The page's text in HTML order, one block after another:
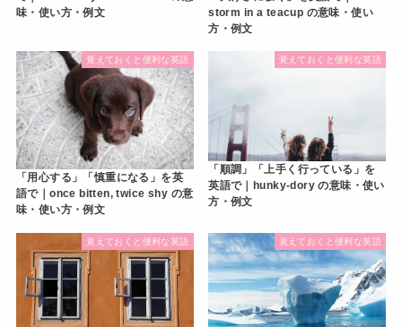
味・使い方・例文
storm in a teacup の意味・使い
方・例文
覚えておくと便利な英語
「用心する」「慎重になる」を英
語で｜once bitten, twice shy の意
味・使い方・例文
覚えておくと便利な英語
「順調」「上手く行っている」を
英語で｜hunky-dory の意味・使い
方・例文
覚えておくと便利な英語 覚えておくと便利な英語